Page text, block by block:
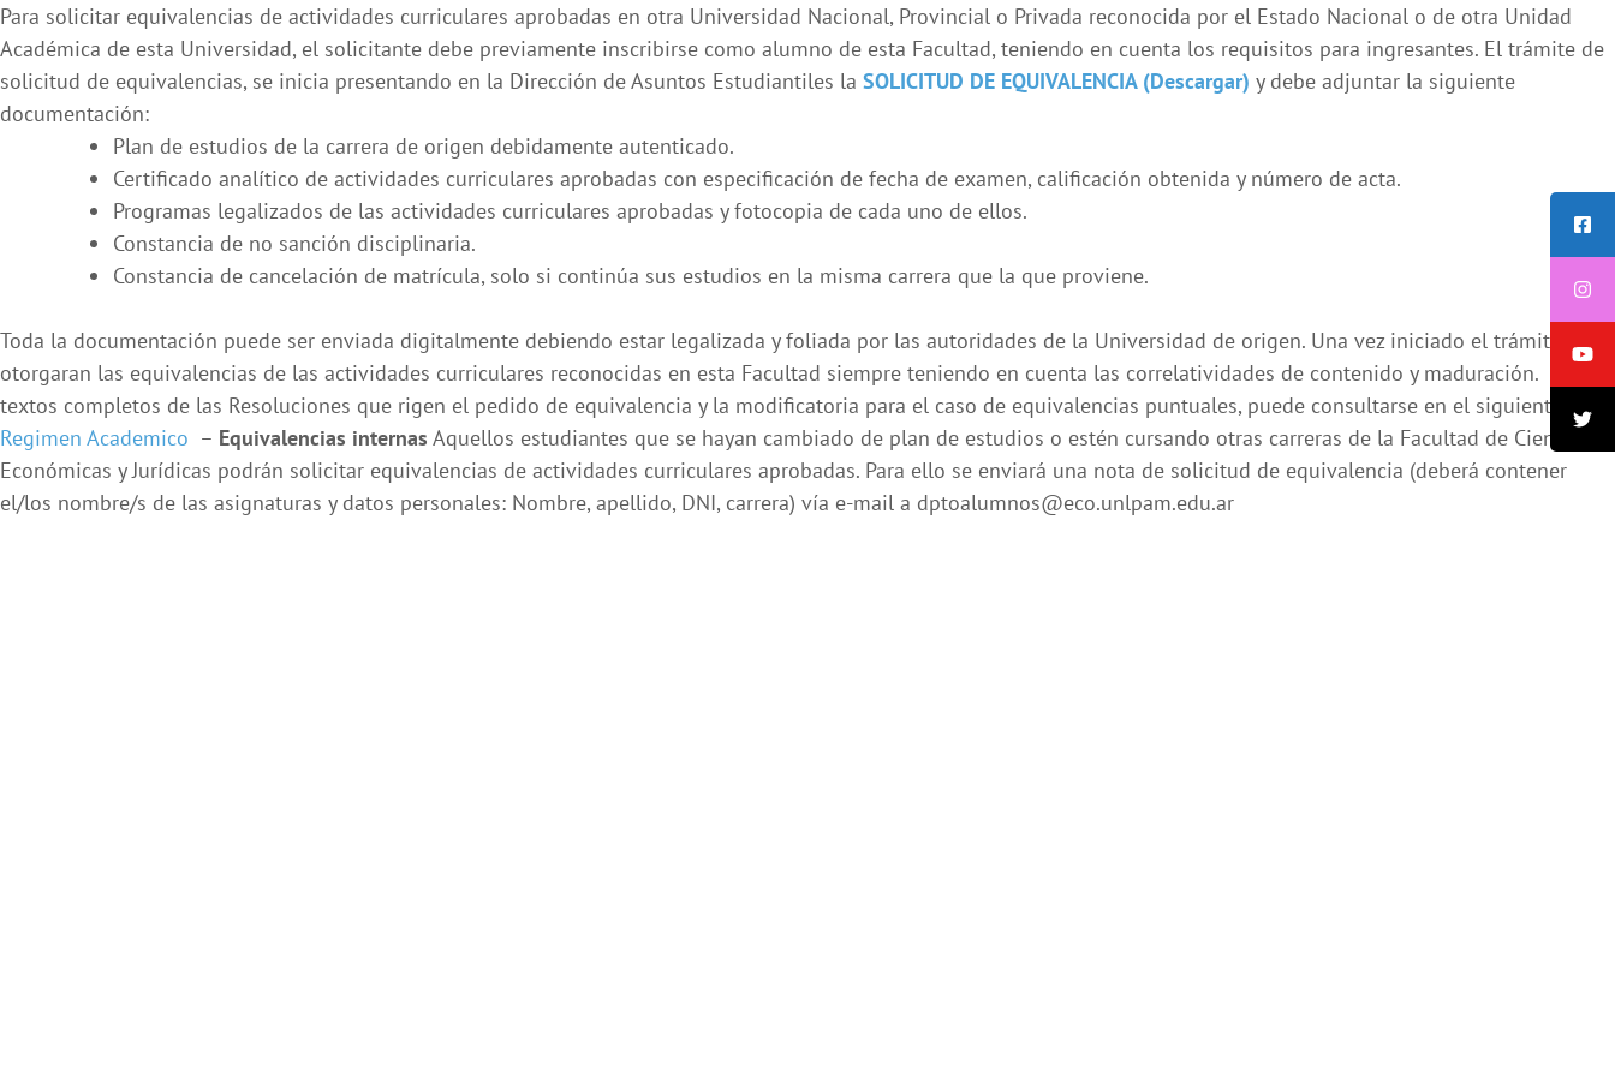
Para solicitar equivalencias de actividades curriculares aprobadas en otra Universidad Nacional, Provincial o Privada reconocida por el Estado Nacional o de otra Unidad
Académica de esta Universidad, el solicitante debe previamente inscribirse como alumno de esta Facultad, teniendo en cuenta los requisitos para ingresantes. El trámite de
solicitud de equivalencias, se inicia presentando en la Dirección de Asuntos Estudiantiles la SOLICITUD DE EQUIVALENCIA (Descargar) y debe adjuntar la siguiente
documentación:
Plan de estudios de la carrera de origen debidamente autenticado.
Certificado analítico de actividades curriculares aprobadas con especificación de fecha de examen, calificación obtenida y número de acta.
Programas legalizados de las actividades curriculares aprobadas y fotocopia de cada uno de ellos.
Constancia de no sanción disciplinaria.
Constancia de cancelación de matrícula, solo si continúa sus estudios en la misma carrera que la que proviene.
Toda la documentación puede ser enviada digitalmente debiendo estar legalizada y foliada por las autoridades de la Universidad de origen. Una vez iniciado el trámite se le
otorgaran las equivalencias de las actividades curriculares reconocidas en esta Facultad siempre teniendo en cuenta las correlatividades de contenido y maduración. Los
textos completos de las Resoluciones que rigen el pedido de equivalencia y la modificatoria para el caso de equivalencias puntuales, puede consultarse en el siguiente link:
Regimen Academico – Equivalencias internas Aquellos estudiantes que se hayan cambiado de plan de estudios o estén cursando otras carreras de la Facultad de Ciencias
Económicas y Jurídicas podrán solicitar equivalencias de actividades curriculares aprobadas. Para ello se enviará una nota de solicitud de equivalencia (deberá contener
el/los nombre/s de las asignaturas y datos personales: Nombre, apellido, DNI, carrera) vía e-mail a dptoalumnos@eco.unlpam.edu.ar